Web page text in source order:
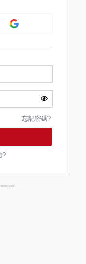
忘記密碼?
?